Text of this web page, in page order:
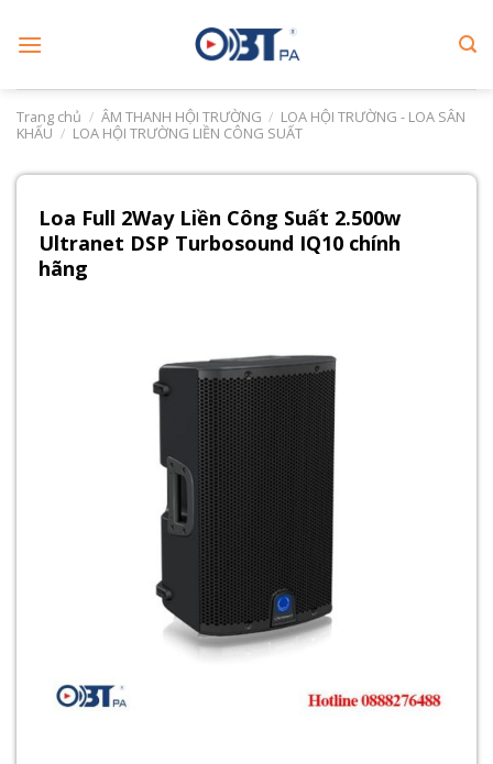
Trang chủ / ÂM THANH HỘI TRƯỜNG / LOA HỘI TRƯỜNG - LOA SÂN
KHẤU / LOA HỘI TRƯỜNG LIỀN CÔNG SUẤT
Loa Full 2Way Liền Công Suất 2.500w
Ultranet DSP Turbosound IQ10 chính
hãng